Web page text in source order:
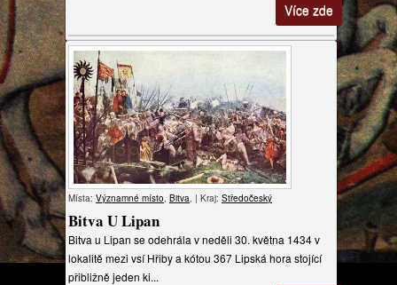
Více zde
Místa: Významné místo, Bitva, | Kraj: Středočeský
Bitva U Lipan
Bitva u Lipan se odehrála v neděli 30. května 1434 v
lokalitě mezi vsí Hřiby a kótou 367 Lipská hora stojící
přibližně jeden ki...